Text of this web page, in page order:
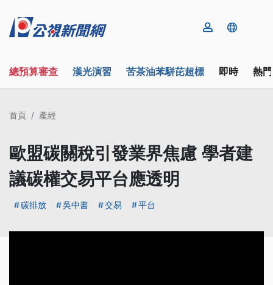
總預算審查 漢光演習 苦茶油苯駢芘超標 即時 熱
首頁 產經
歐盟碳關稅引發業界焦慮 學者建
議碳權交易平台應透明
碳排放 吳中書 交易 平台